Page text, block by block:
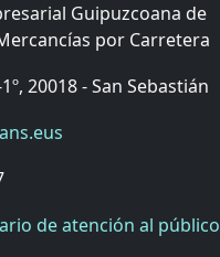
Guipuzcoana de
por Carretera
20018 - San Sebastián
de atención al público